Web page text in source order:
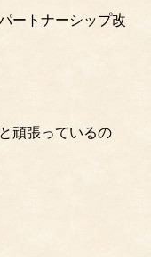
ートナーシップ改
頑張っているの